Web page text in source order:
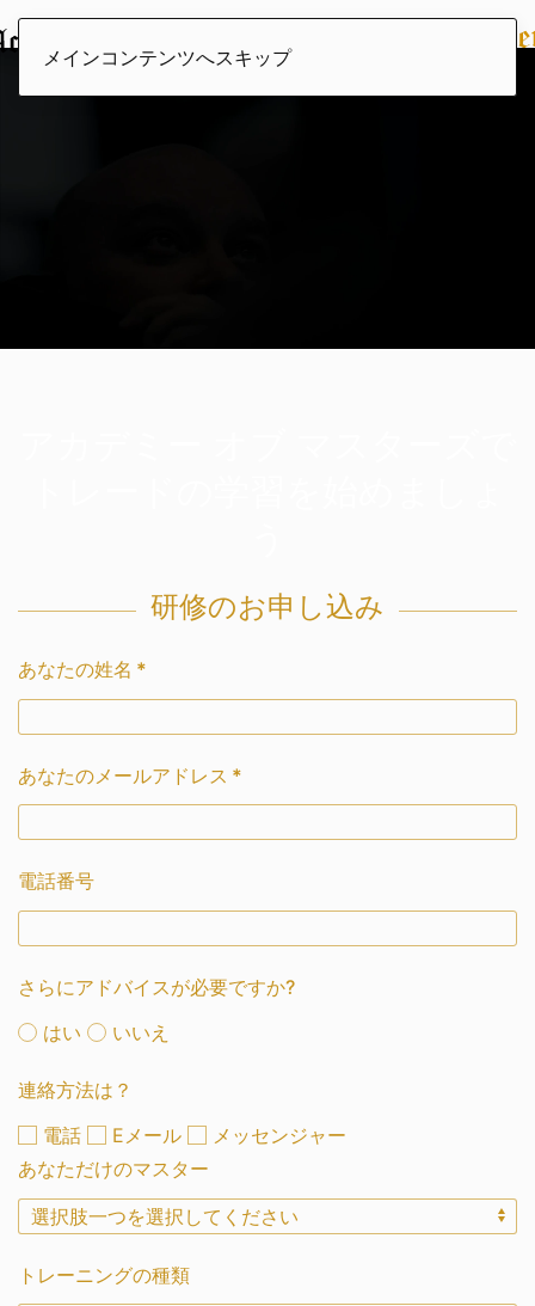
メインコンテンツへスキップ
研修のお申し込み
あなたの姓名 *
あなたのメールアドレス *
電話番号
さらにアドバイスが必要ですか?
はい
いいえ
連絡方法は？
電話
Eメール
メッセンジャー
あなただけのマスター
トレーニングの種類